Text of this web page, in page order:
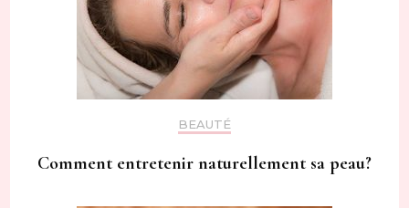
BEAUTÉ
Comment entretenir naturellement sa peau?